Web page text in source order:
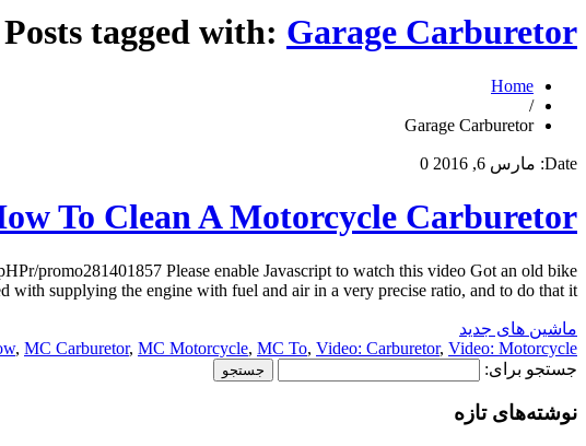
Posts tagged with: Garage Carburetor
Home
/
Garage Carburetor
Date: مارس 6, 2016 0
To Clean A Motorcycle Carburetor
promo281401857 Please enable Javascript to watch this video Got an old bike
supplying the engine with fuel and air in a very precise ratio, and to do that it […]
ماشین های جدید
, MC Carburetor, MC Motorcycle, MC To, Video: Carburetor, Video: Motorcycle
جستجو برای:
نوشته‌های تازه